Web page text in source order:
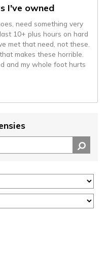
a>
I've owned
need something very
10+ plus hours on hard
met that need, not these.
makes these horrible.
and my whole foot hurts